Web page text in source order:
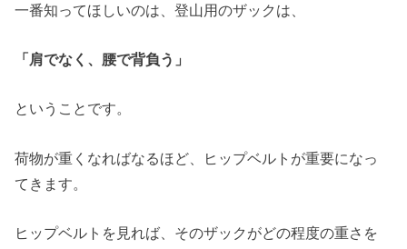
一番知ってほしいのは、登山用のザックは、
「肩でなく、腰で背負う」
ということです。
荷物が重くなればなるほど、ヒップベルトが重要になっ
てきます。
ヒップベルトを見れば、そのザックがどの程度の重さを